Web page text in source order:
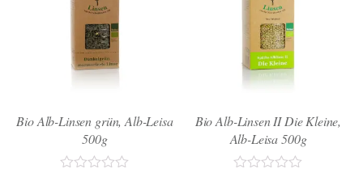
Bio Alb-Linsen grün, Alb-Leisa
500g
Bio Alb-Linsen II Die Kleine,
Alb-Leisa 500g